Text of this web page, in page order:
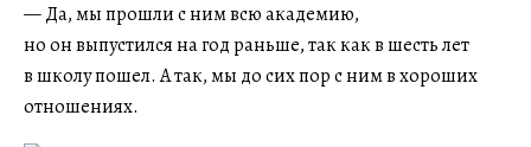
— Да, мы прошли с ним всю академию,
но он выпустился на год раньше, так как в шесть лет
в школу пошел. А так, мы до сих пор с ним в хороших
отношениях.